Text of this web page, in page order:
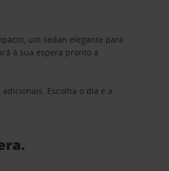
um sedan elegante para
à sua espera pronto a
Escolha o dia e a